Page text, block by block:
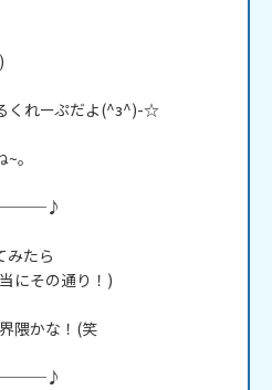
くれーぷだよ(^з^)-☆
。
みたら
にその通り！)
隈かな！(笑